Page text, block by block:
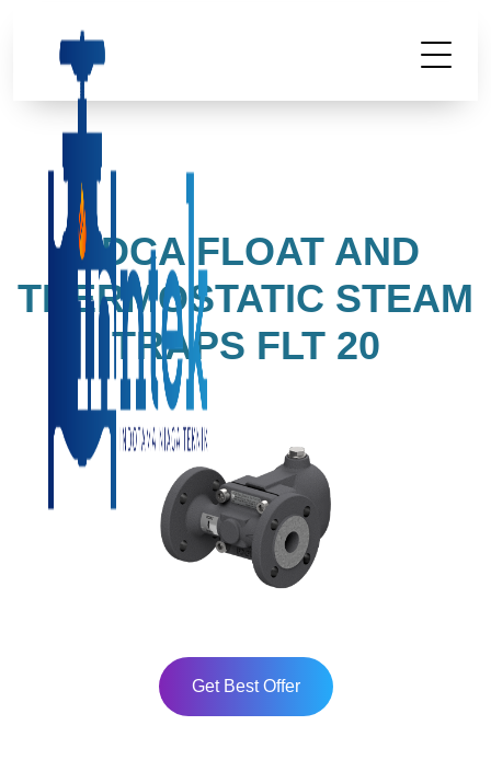
ADCA FLOAT AND
THERMOSTATIC STEAM
TRAPS FLT 20
Get Best Offer